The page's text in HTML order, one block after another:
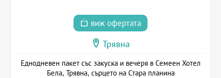
виж офертата
Трявна
Еднодневен пакет със закуска и вечеря в Семеен Хотел
Бела, Трявна, сърцето на Стара планина